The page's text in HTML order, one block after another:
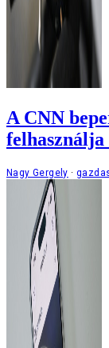
A CNN
Nagy Gergely